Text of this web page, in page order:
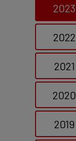
2023
2022
2021
2020
2019